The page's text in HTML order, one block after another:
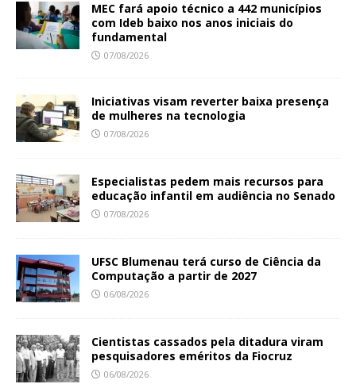
MEC fará apoio técnico a 442 municípios
com Ideb baixo nos anos iniciais do
fundamental
07/08/2026
Iniciativas visam reverter baixa presença
de mulheres na tecnologia
07/08/2026
Especialistas pedem mais recursos para
educação infantil em audiência no Senado
07/08/2026
UFSC Blumenau terá curso de Ciência da
Computação a partir de 2027
06/08/2026
Cientistas cassados pela ditadura viram
pesquisadores eméritos da Fiocruz
06/08/2026